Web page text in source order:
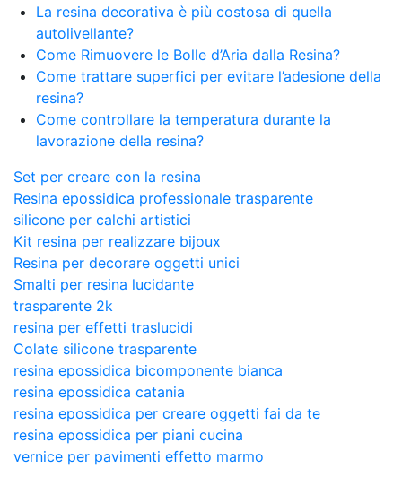
La resina decorativa è più costosa di quella
autolivellante?
Come Rimuovere le Bolle d’Aria dalla Resina?
Come trattare superfici per evitare l’adesione della
resina?
Come controllare la temperatura durante la
lavorazione della resina?
Set per creare con la resina
Resina epossidica professionale trasparente
silicone per calchi artistici
Kit resina per realizzare bijoux
Resina per decorare oggetti unici
Smalti per resina lucidante
trasparente 2k
resina per effetti traslucidi
Colate silicone trasparente
resina epossidica bicomponente bianca
resina epossidica catania
resina epossidica per creare oggetti fai da te
resina epossidica per piani cucina
vernice per pavimenti effetto marmo